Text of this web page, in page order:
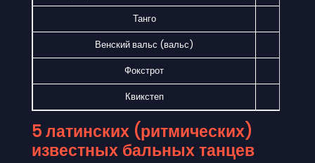
Танго
Венский вальс (вальс)
Фокстрот
Квикстеп
5 латинских (ритмических)
известных бальных танцев